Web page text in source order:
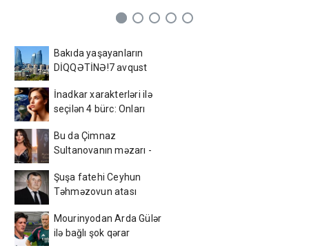
Bakıda yaşayanların
DİQQƏTİNƏ!7 avqust
etibarən...
İnadkar xarakterləri ilə
seçilən 4 bürc: Onları
çətindir
Bu da Çimnaz
Sultanovanın məzarı -
Şuşa fatehi Ceyhun
Təhməzovun atası
Mourinyodan Arda Gülər
ilə bağlı şok qərar